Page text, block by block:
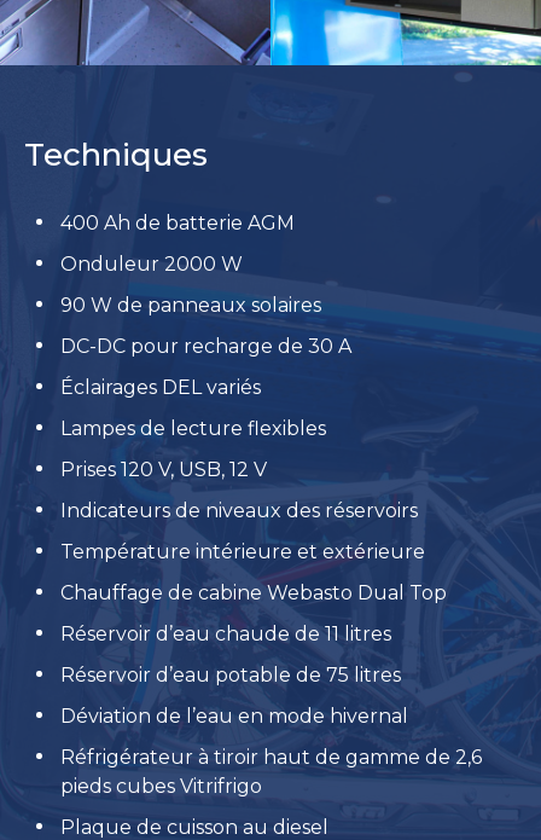
Techniques
400 Ah de batterie AGM
Onduleur 2000 W
90 W de panneaux solaires
DC-DC pour recharge de 30 A
Éclairages DEL variés
Lampes de lecture flexibles
Prises 120 V, USB, 12 V
Indicateurs de niveaux des réservoirs
Température intérieure et extérieure
Chauffage de cabine Webasto Dual Top
Réservoir d’eau chaude de 11 litres
Réservoir d’eau potable de 75 litres
Déviation de l’eau en mode hivernal
Réfrigérateur à tiroir haut de gamme de 2,6
pieds cubes Vitrifrigo
Plaque de cuisson au diesel